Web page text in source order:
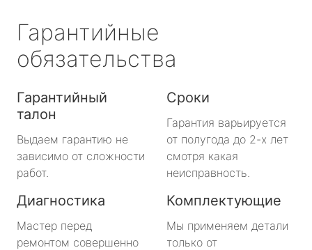
Гарантийные
обязательства
Гарантийный
талон
Выдаем гарантию не
зависимо от сложности
работ.
Сроки
Гарантия варьируется
от полугода до 2-х лет
смотря какая
неисправность.
Диагностика
Мастер перед
ремонтом совершенно
Комплектующие
Мы применяем детали
только от